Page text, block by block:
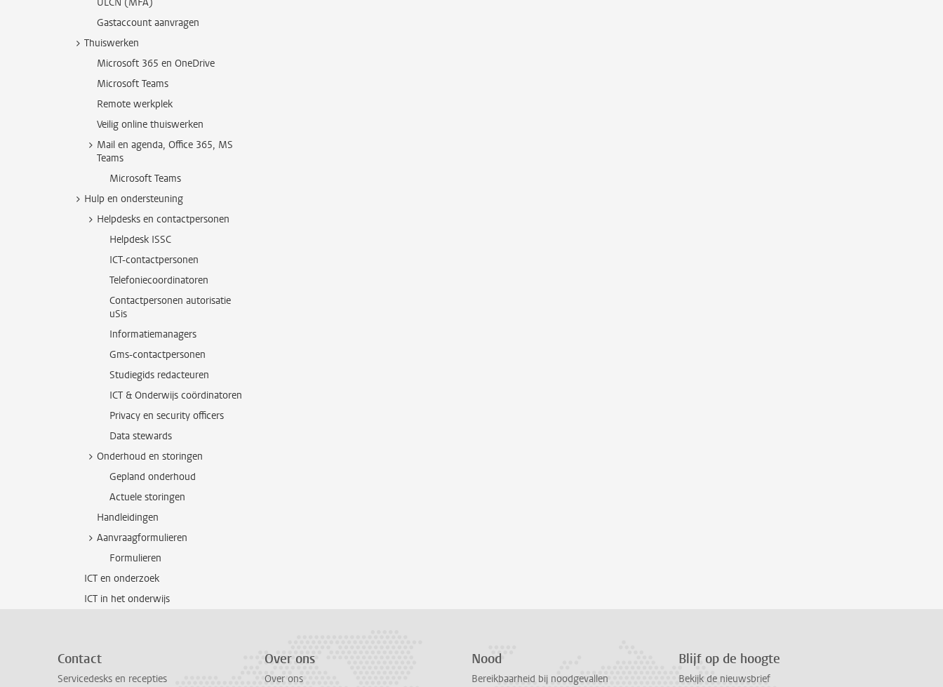
Gastaccount aanvragen
Thuiswerken
Microsoft 365 en OneDrive
Microsoft Teams
Remote werkplek
Veilig online thuiswerken
Mail en agenda, Office 365, MS
Teams
Microsoft Teams
Hulp en ondersteuning
Helpdesks en contactpersonen
Helpdesk ISSC
ICT-contactpersonen
Telefoniecoordinatoren
Contactpersonen autorisatie
uSis
Informatiemanagers
Gms-contactpersonen
Studiegids redacteuren
ICT & Onderwijs coördinatoren
Privacy en security officers
Data stewards
Onderhoud en storingen
Gepland onderhoud
Actuele storingen
Handleidingen
Aanvraagformulieren
Formulieren
ICT en onderzoek
ICT in het onderwijs
Contact
Servicedesks en recepties
Over ons
Over ons
Nood
Bereikbaarheid bij noodgevallen
Blijf op de hoogte
Bekijk de nieuwsbrief